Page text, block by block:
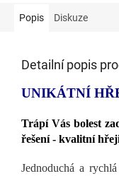
Popis Diskuze
Detailní popis
UNIKÁTNÍ
Trápí Vás bolest
řešení - kvalitní
Jednoduchá a